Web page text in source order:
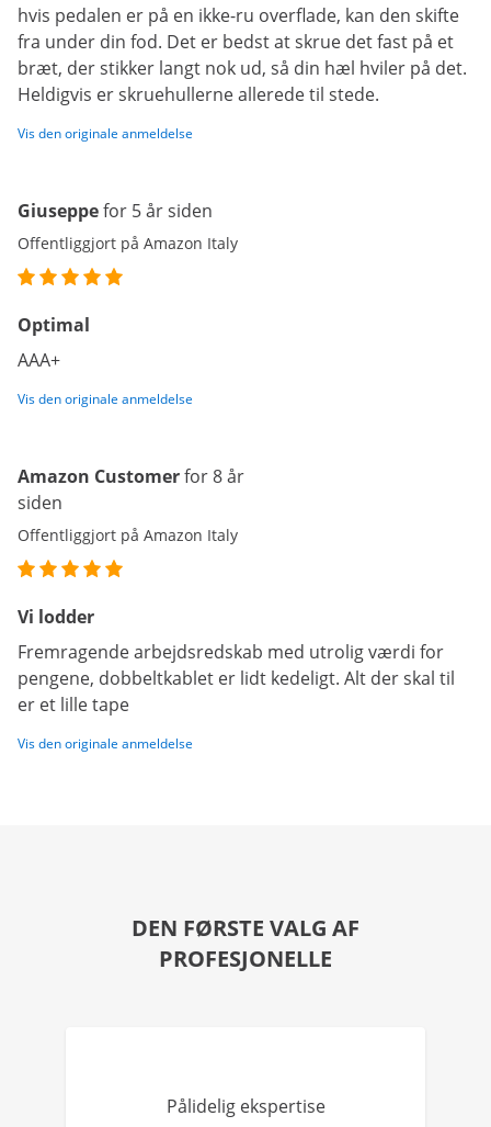
hvis pedalen er på en ikke-ru overflade, kan den skifte
fra under din fod. Det er bedst at skrue det fast på et
bræt, der stikker langt nok ud, så din hæl hviler på det.
Heldigvis er skruehullerne allerede til stede.
Vis den originale anmeldelse
Giuseppefor 5 år siden
Offentliggjort på Amazon Italy
Optimal
AAA+
Vis den originale anmeldelse
Amazon Customerfor 8 år
siden
Offentliggjort på Amazon Italy
Vi lodder
Fremragende arbejdsredskab med utrolig værdi for
pengene, dobbeltkablet er lidt kedeligt. Alt der skal til
er et lille tape
Vis den originale anmeldelse
DEN FØRSTE VALG AF
PROFESJONELLE
Pålidelig ekspertise